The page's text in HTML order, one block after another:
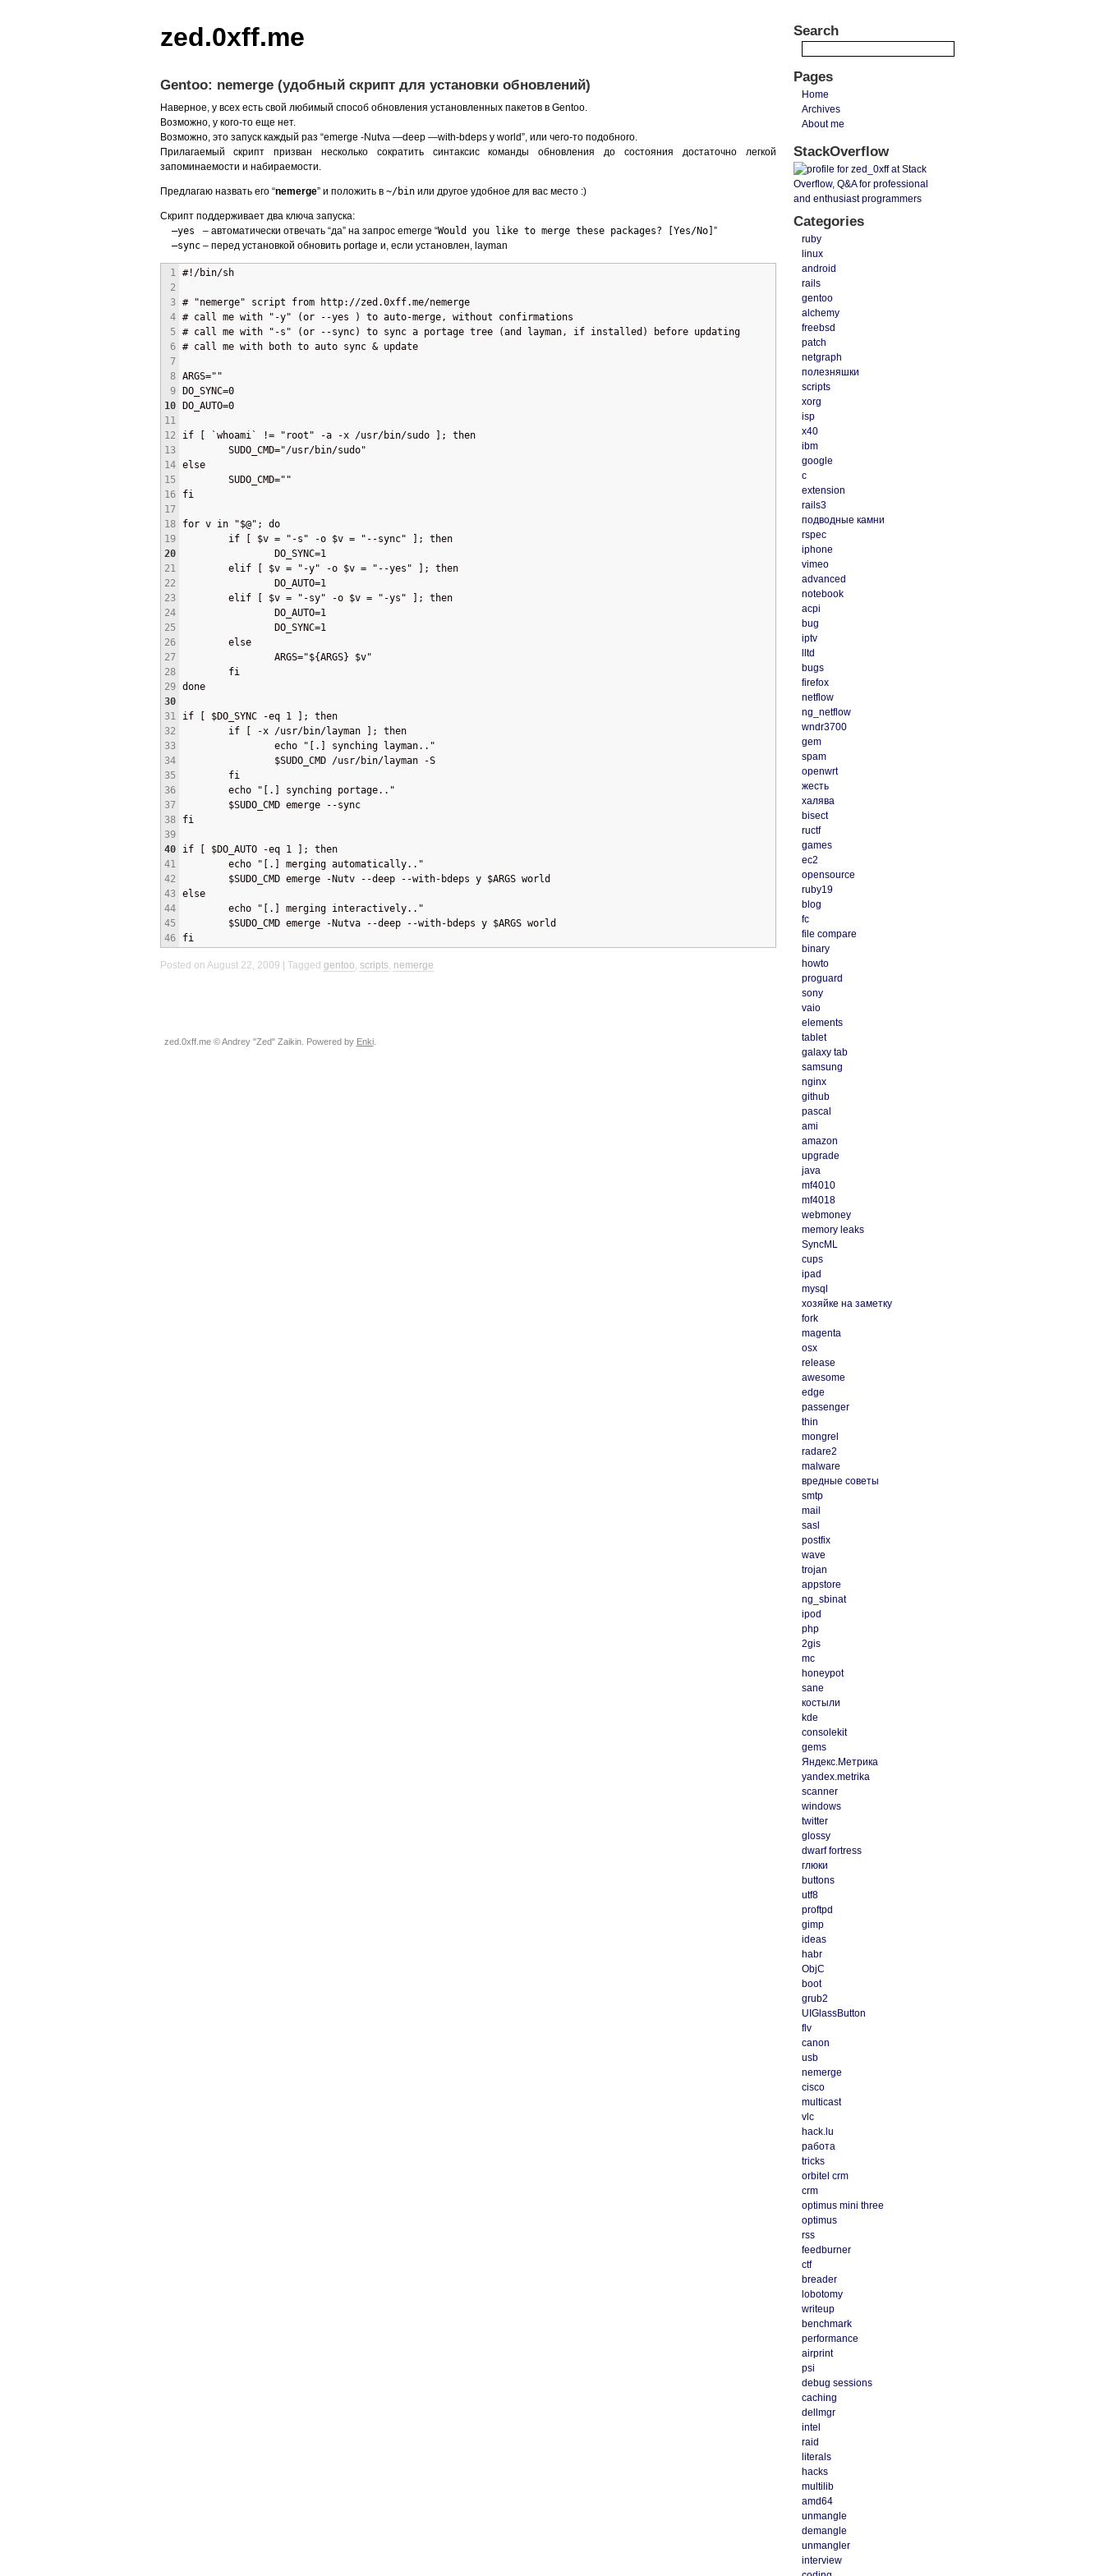
zed.0xff.me
Gentoo: nemerge (удобный скрипт для установки обновлений)
Наверное, у всех есть свой любимый способ обновления установленных пакетов в Gentoo.
Возможно, у кого-то еще нет.
Возможно, это запуск каждый раз “emerge -Nutva —deep —with-bdeps y world”, или чего-то подобного.
Прилагаемый скрипт призван несколько сократить синтаксис команды обновления до состояния достаточно легкой
запоминаемости и набираемости.
Предлагаю назвать его “nemerge” и положить в ~/binили другое удобное для вас место :)
Скрипт поддерживает два ключа запуска:
—yes
– автоматически отвечать “да” на запрос emerge “Would you like to merge these packages? [Yes/No] ”
—sync– перед установкой обновить portage и, если установлен, layman
1
2
3
4
5
6
7
8
9
10
11
12
13
14
15
16
17
18
19
20
21
22
23
24
25
26
27
28
29
30
31
32
33
34
35
36
37
38
39
40
41
42
43
44
45
46
#!/bin/sh
# "nemerge" script from http://zed.0xff.me/nemerge
# call me with "-y" (or --yes ) to auto-merge, without confirmations
# call me with "-s" (or --sync) to sync a portage tree (and layman, if installed) before updating
# call me with both to auto sync & update
ARGS=""
DO_SYNC=0
DO_AUTO=0
if [ `whoami` != "root" -a -x /usr/bin/sudo ]; then
        SUDO_CMD="/usr/bin/sudo"
else
        SUDO_CMD=""
fi
for v in "$@"; do
        if [ $v = "-s" -o $v = "--sync" ]; then
                DO_SYNC=1
        elif [ $v = "-y" -o $v = "--yes" ]; then
                DO_AUTO=1
        elif [ $v = "-sy" -o $v = "-ys" ]; then
                DO_AUTO=1
                DO_SYNC=1
        else
                ARGS="${ARGS} $v"
        fi
done
if [ $DO_SYNC -eq 1 ]; then
        if [ -x /usr/bin/layman ]; then
                echo "[.] synching layman.."
                $SUDO_CMD /usr/bin/layman -S
        fi
        echo "[.] synching portage.."
        $SUDO_CMD emerge --sync
fi
if [ $DO_AUTO -eq 1 ]; then
        echo "[.] merging automatically.."
        $SUDO_CMD emerge -Nutv --deep --with-bdeps y $ARGS world
else
        echo "[.] merging interactively.."
        $SUDO_CMD emerge -Nutva --deep --with-bdeps y $ARGS world
fi
Posted on August 22, 2009 Tagged gentoo, scripts, nemerge
Search
Pages
Home
Archives
About me
StackOverflow
Categories
ruby
linux
android
rails
gentoo
alchemy
freebsd
patch
netgraph
полезняшки
scripts
xorg
isp
x40
ibm
google
c
extension
rails3
подводные камни
rspec
iphone
vimeo
advanced
notebook
acpi
bug
iptv
lltd
bugs
firefox
netflow
ng_netflow
wndr3700
gem
spam
openwrt
жесть
халява
bisect
ructf
games
ec2
opensource
ruby19
blog
fc
file compare
binary
howto
proguard
sony
vaio
elements
tablet
galaxy tab
samsung
nginx
github
pascal
ami
amazon
upgrade
java
mf4010
mf4018
webmoney
memory leaks
SyncML
cups
ipad
mysql
хозяйке на заметку
fork
magenta
osx
release
awesome
edge
passenger
thin
mongrel
radare2
malware
вредные советы
smtp
mail
sasl
postfix
wave
trojan
appstore
ng_sbinat
ipod
php
2gis
mc
honeypot
sane
костыли
kde
consolekit
gems
Яндекс.Метрика
yandex.metrika
scanner
windows
twitter
glossy
dwarf fortress
глюки
buttons
utf8
proftpd
gimp
ideas
habr
ObjC
boot
grub2
UIGlassButton
flv
canon
usb
nemerge
cisco
multicast
vlc
hack.lu
работа
tricks
orbitel crm
crm
optimus mini three
optimus
rss
feedburner
ctf
breader
lobotomy
writeup
benchmark
performance
airprint
psi
debug sessions
caching
dellmgr
intel
raid
literals
hacks
multilib
amd64
unmangle
demangle
unmangler
interview
zed.0xff.me © Andrey "Zed" Zaikin. Powered by Enki.